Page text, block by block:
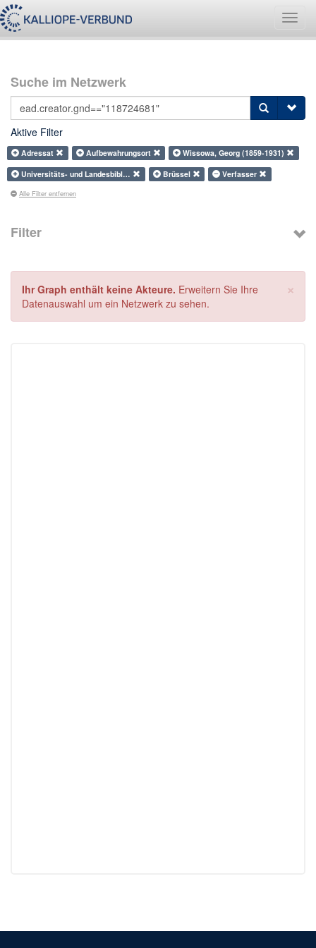
Suche im Netzwerk
Aktive Filter
Adressat Aufbewahrungsort
Wissowa, Georg (1859-1931)
Universitäts- und Landesbibl…
Brüssel Verfasser
Alle Filter entfernen
Filter
×
Ihr Graph enthält keine Akteure. Erweitern Sie Ihre
Datenauswahl um ein Netzwerk zu sehen.